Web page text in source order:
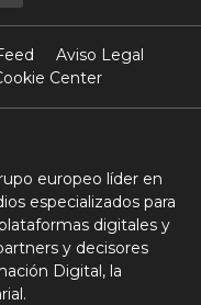
Aviso Legal
Center
europeo líder en
especializados para
digitales y
y decisores
Digital, la